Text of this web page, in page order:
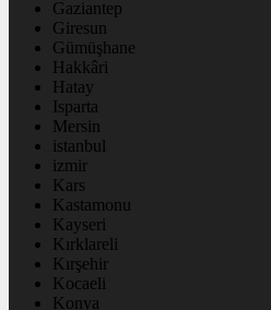
Gaziantep
Giresun
Gümüşhane
Hakkâri
Hatay
Isparta
Mersin
istanbul
izmir
Kars
Kastamonu
Kayseri
Kırklareli
Kırşehir
Kocaeli
Konya